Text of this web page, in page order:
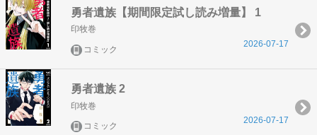
勇者遺族【期間限定試し読み増量】 1
印牧巻
コミック
2026-07-17
勇者遺族 2
印牧巻
コミック
2026-07-17